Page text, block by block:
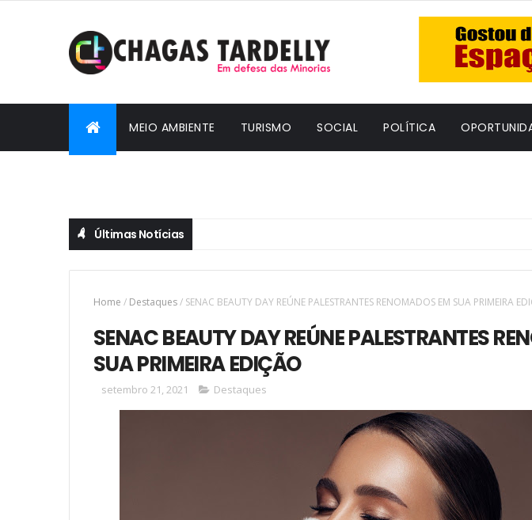
MEIO AMBIENTE TURISMO SOCIAL POLÍTICA
Últimas Notícias
Home / Destaques/ SENAC BEAUTY DAY REÚNE PALESTRANTES RENOMADOS EM SUA PRIMEIRA
SENAC BEAUTY DAY REÚNE PALESTRANTES
SUA PRIMEIRA EDIÇÃO
setembro 21, 2021 Destaques